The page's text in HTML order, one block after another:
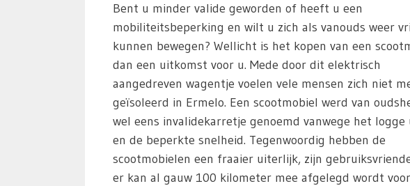
Bent u minder valide geworden of heeft u een
mobiliteitsbeperking en wilt u zich als vanouds weer
kunnen bewegen? Wellicht is het kopen van een
dan een uitkomst voor u. Mede door dit elektrisch
aangedreven wagentje voelen vele mensen zich niet
geïsoleerd in Ermelo. Een scootmobiel werd van
wel eens invalidekarretje genoemd vanwege het
en de beperkte snelheid. Tegenwoordig hebben de
scootmobielen een fraaier uiterlijk, zijn
er kan al gauw 100 kilometer mee afgelegd wordt